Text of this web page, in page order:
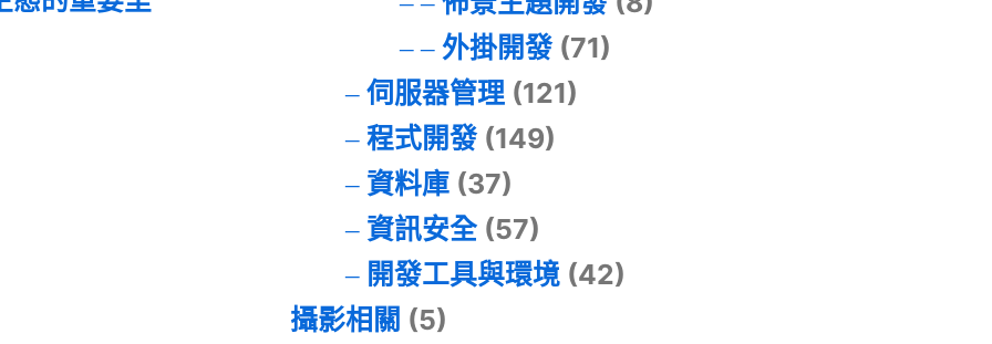
外掛開發(71)
伺服器管理(121)
程式開發(149)
資料庫(37)
資訊安全(57)
開發工具與環境(42)
攝影相關 (5)